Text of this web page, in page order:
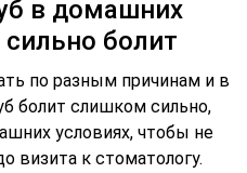
в домашних
болит
по разным причинам и в
болит слишком сильно,
условиях, чтобы не
визита к стоматологу.